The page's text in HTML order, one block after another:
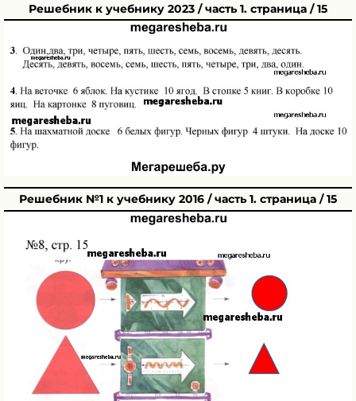
Решебник к учебнику 2023 / часть 1. страница / 15
Решебник №1 к учебнику 2016 / часть 1. страница / 15